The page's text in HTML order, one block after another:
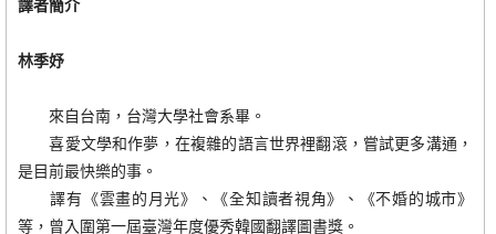
譯者簡介
林季妤
來自台南，台灣大學社會系畢。
喜愛文學和作夢，在複雜的語言世界裡翻滾，嘗試更多溝通，
是目前最快樂的事。
譯有《雲畫的月光》、《全知讀者視角》、《不婚的城市》
等，曾入圍第一屆臺灣年度優秀韓國翻譯圖書獎。